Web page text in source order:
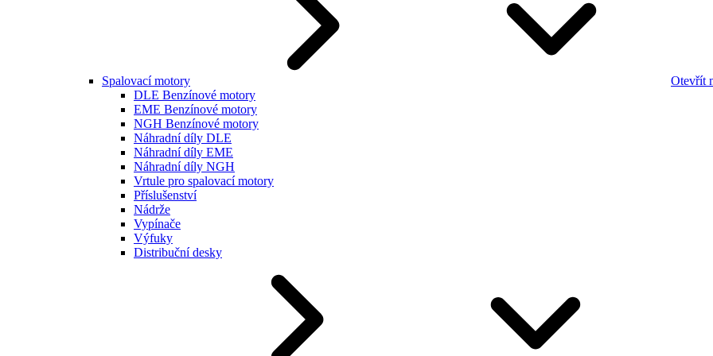
Spalovací motory
Otevřít
DLE Benzínové motory
EME Benzínové motory
NGH Benzínové motory
Náhradní díly DLE
Náhradní díly EME
Náhradní díly NGH
Vrtule pro spalovací motory
Příslušenství
Nádrže
Vypínače
Výfuky
Distribuční desky